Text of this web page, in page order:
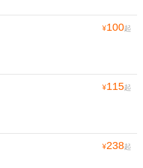
¥100起
¥115起
¥238起